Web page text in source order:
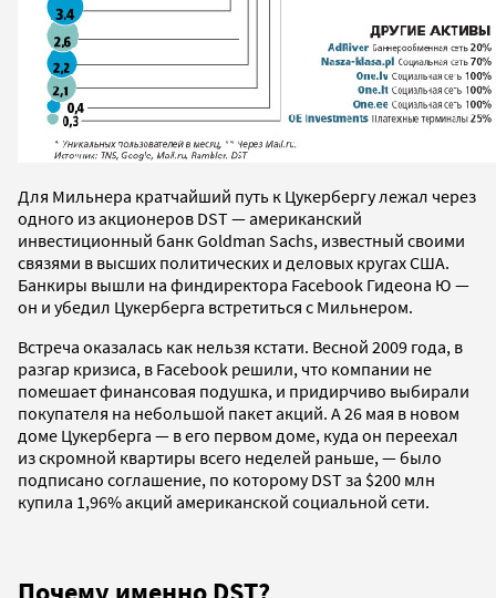
Для Мильнера кратчайший путь к Цукербергу лежал через
одного из акционеров DST — американский
инвестиционный банк Goldman Sachs, известный своими
связями в высших политических и деловых кругах США.
Банкиры вышли на финдиректора Facebook Гидеона Ю —
он и убедил Цукерберга встретиться с Мильнером.
Встреча оказалась как нельзя кстати. Весной 2009 года, в
разгар кризиса, в Facebook решили, что компании не
помешает финансовая подушка, и придирчиво выбирали
покупателя на небольшой пакет акций. А 26 мая в новом
доме Цукерберга — в его первом доме, куда он переехал
из скромной квартиры всего неделей раньше, — было
подписано соглашение, по которому DST за $200 млн
купила 1,96% акций американской социальной сети.